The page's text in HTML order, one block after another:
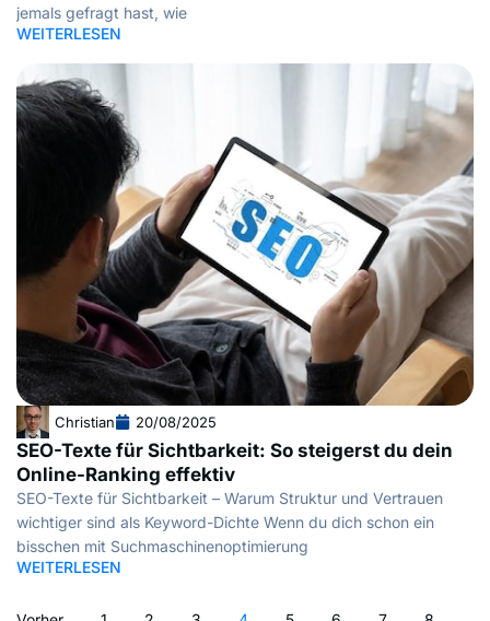
jemals gefragt hast, wie
WEITERLESEN
Christian 20/08/2025
SEO-Texte für Sichtbarkeit: So steigerst du dein
Online-Ranking effektiv
SEO-Texte für Sichtbarkeit – Warum Struktur und Vertrauen
wichtiger sind als Keyword-Dichte Wenn du dich schon ein
bisschen mit Suchmaschinenoptimierung
WEITERLESEN